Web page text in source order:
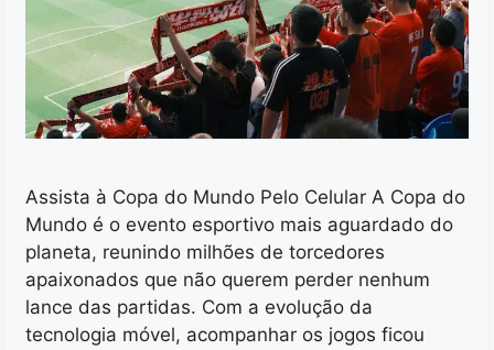
Assista à Copa do Mundo Pelo Celular A Copa do
Mundo é o evento esportivo mais aguardado do
planeta, reunindo milhões de torcedores
apaixonados que não querem perder nenhum
lance das partidas. Com a evolução da
tecnologia móvel, acompanhar os jogos ficou